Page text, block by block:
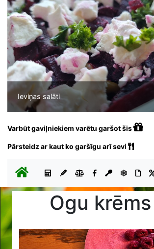
Ieviņas salāti
Varbūt gaviļniekiem varētu garšot šis
Pārsteidz ar kaut ko garšīgu arī sevi
Ogu krēms